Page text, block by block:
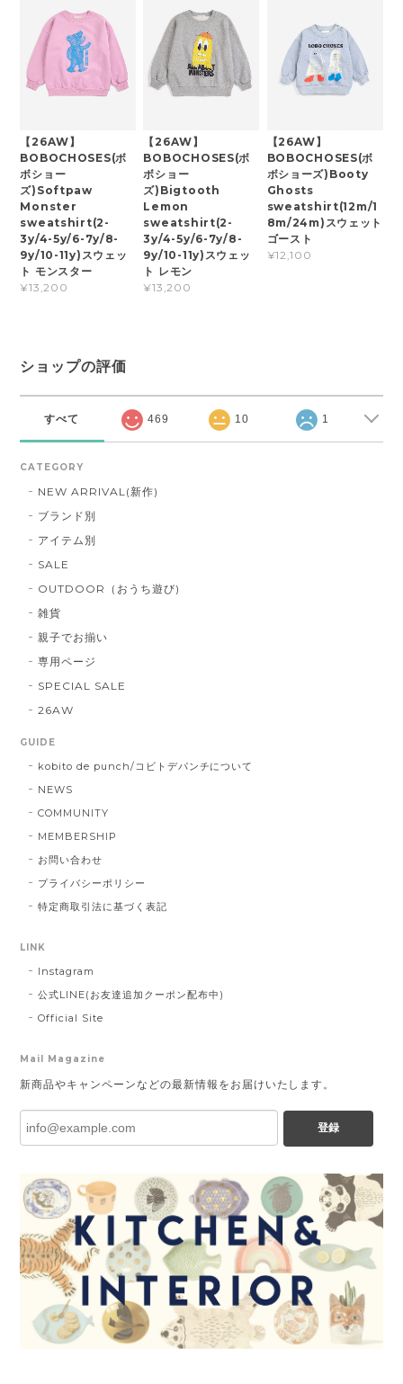
【26AW】
BOBOCHOSES(ボ
ボショー
ズ)Softpaw
Monster
sweatshirt(2-
3y/4-5y/6-7y/8-
9y/10-11y)スウェッ
ト モンスター
¥13,200
【26AW】
BOBOCHOSES(ボ
ボショー
ズ)Bigtooth
Lemon
sweatshirt(2-
3y/4-5y/6-7y/8-
9y/10-11y)スウェッ
ト レモン
¥13,200
【26AW】
BOBOCHOSES(ボ
ボショーズ)Booty
Ghosts
sweatshirt(12m/1
8m/24m)スウェット
ゴースト
¥12,100
ショップの評価
すべて 469 10 1
CATEGORY
NEW ARRIVAL(新作)
ブランド別
アイテム別
SALE
OUTDOOR（おうち遊び)
雑貨
親子でお揃い
専用ページ
SPECIAL SALE
26AW
GUIDE
kobito de punch/コビトデパンチについて
NEWS
COMMUNITY
MEMBERSHIP
お問い合わせ
プライバシーポリシー
特定商取引法に基づく表記
LINK
Instagram
公式LINE(お友達追加クーポン配布中)
Official Site
Mail Magazine
新商品やキャンペーンなどの最新情報をお届けいたします。
登録